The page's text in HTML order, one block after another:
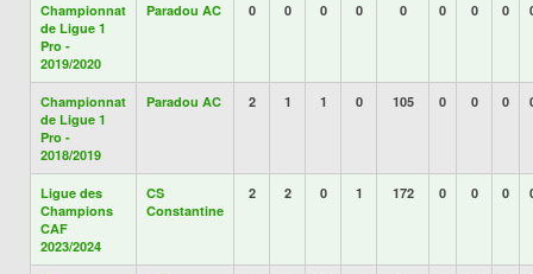
Championnat
de Ligue 1
Pro -
2019/2020
Paradou AC 0 0 0 0 0 0 0 0
Championnat
de Ligue 1
Pro -
2018/2019
Paradou AC 2 1 1 0 105 0 0 0
Ligue des
Champions
CAF
2023/2024
CS
Constantine
2 2 0 1 172 0 0 0